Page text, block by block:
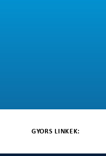
GYORS LINKEK: